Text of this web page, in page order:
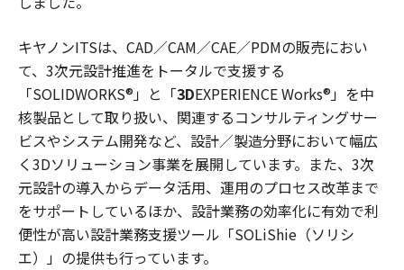
キヤノンITSは、CAD／CAM／CAE／PDMの販売におい
て、3次元設計推進をトータルで支援する
「SOLIDWORKS®」と「3DEXPERIENCE Works®」を中
核製品として取り扱い、関連するコンサルティングサー
ビスやシステム開発など、設計／製造分野において幅広
く3Dソリューション事業を展開しています。また、3次
元設計の導入からデータ活用、運用のプロセス改革まで
をサポートしているほか、設計業務の効率化に有効で利
便性が高い設計業務支援ツール「SOLiShie（ソリシ
エ）」の提供も行っています。